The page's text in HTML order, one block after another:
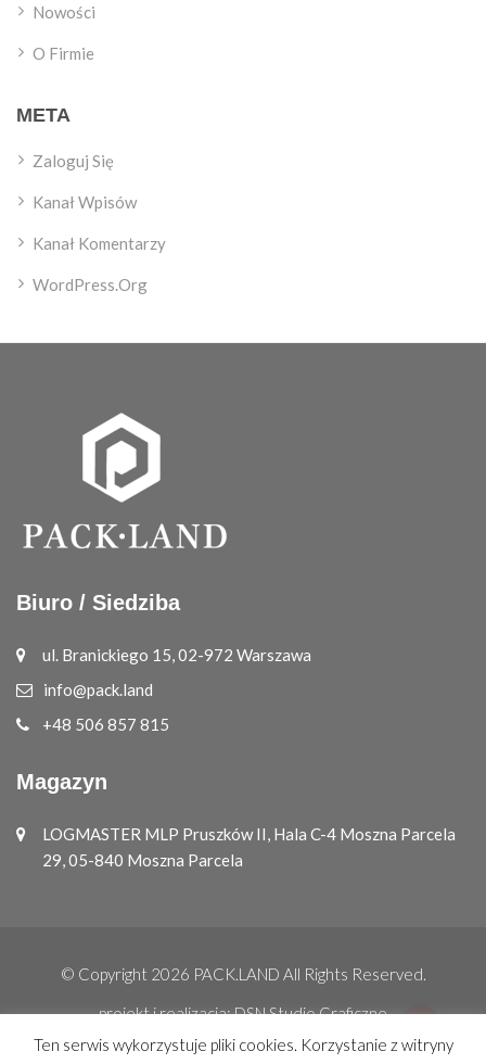
Nowości
O Firmie
META
Zaloguj Się
Kanał Wpisów
Kanał Komentarzy
WordPress.org
Biuro / Siedziba
ul. Branickiego 15, 02-972 Warszawa
info@pack.land
+48 506 857 815
Magazyn
LOGMASTER MLP Pruszków II, Hala C-4 Moszna Parcela
29, 05-840 Moszna Parcela
© Copyright 2026 PACK.LAND All Rights Reserved.
projekt i realizacja:DSN Studio Graficzne
Ten serwis wykorzystuje pliki cookies. Korzystanie z witryny